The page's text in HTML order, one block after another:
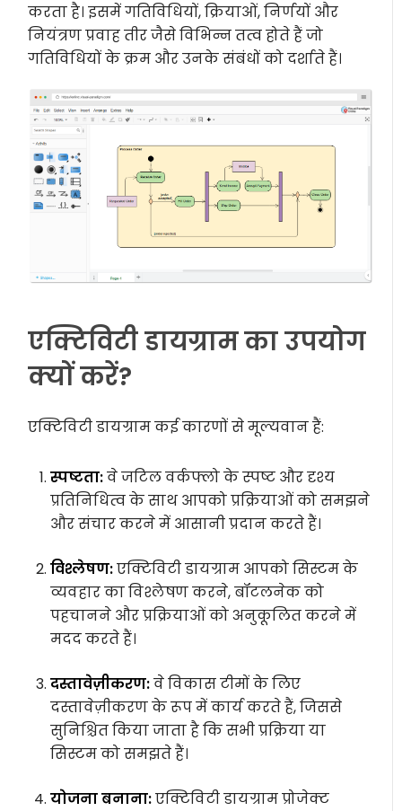
करता है। इसमें गतिविधियों, क्रियाओं, निर्णयों और
नियंत्रण प्रवाह तीर जैसे विभिन्न तत्व होते हैं जो
गतिविधियों के क्रम और उनके संबंधों को दर्शाते हैं।
एक्टिविटी डायग्राम का उपयोग
क्यों करें?
एक्टिविटी डायग्राम कई कारणों से मूल्यवान हैं:
स्पष्टता:वे जटिल वर्कफ्लो के स्पष्ट और दृश्य
प्रतिनिधित्व के साथ आपको प्रक्रियाओं को समझने
और संचार करने में आसानी प्रदान करते हैं।
विश्लेषण:एक्टिविटी डायग्राम आपको सिस्टम के
व्यवहार का विश्लेषण करने, बॉटलनेक को
पहचानने और प्रक्रियाओं को अनुकूलित करने में
मदद करते हैं।
दस्तावेज़ीकरण:वे विकास टीमों के लिए
दस्तावेज़ीकरण के रूप में कार्य करते हैं, जिससे
सुनिश्चित किया जाता है कि सभी प्रक्रिया या
सिस्टम को समझते हैं।
योजना बनाना:एक्टिविटी डायग्राम प्रोजेक्ट